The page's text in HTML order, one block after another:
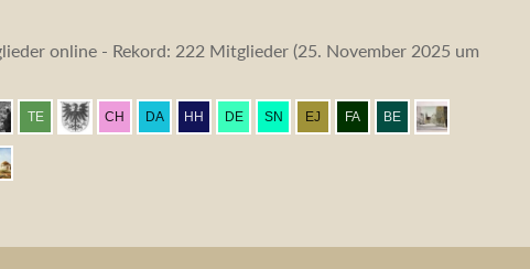
online - Rekord: 222 Mitglieder (25. November 2025 um